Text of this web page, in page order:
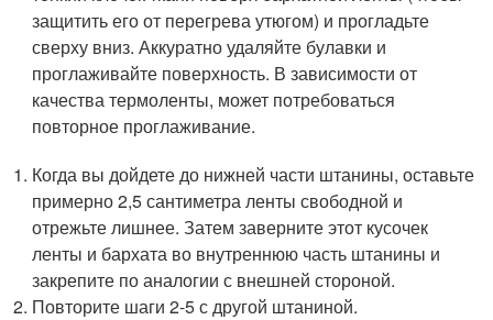
защитить его от перегрева утюгом) и прогладьте
сверху вниз. Аккуратно удаляйте булавки и
проглаживайте поверхность. В зависимости от
качества термоленты, может потребоваться
повторное проглаживание.
Когда вы дойдете до нижней части штанины, оставьте
примерно 2,5 сантиметра ленты свободной и
отрежьте лишнее. Затем заверните этот кусочек
ленты и бархата во внутреннюю часть штанины и
закрепите по аналогии с внешней стороной.
Повторите шаги 2-5 с другой штаниной.